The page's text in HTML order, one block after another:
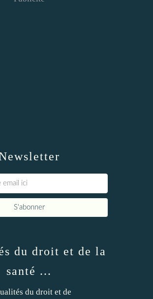
du droit et de la
santé ...